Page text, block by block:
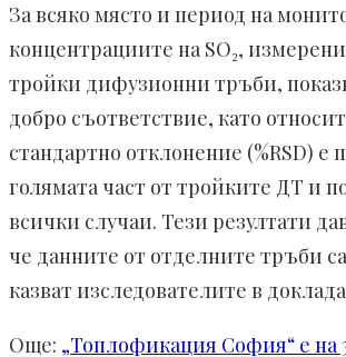
За всяко място и период на
концентрациите на SO₂,
тройки дифузионни тръби,
добро съответствие, като
стандартно отклонение (%RSD) е
голямата част от тройките ДТ и
всички случаи. Тези резултати
че данните от отделните тръби
казват изследователите в
Още: „Топлофикация София“ е на